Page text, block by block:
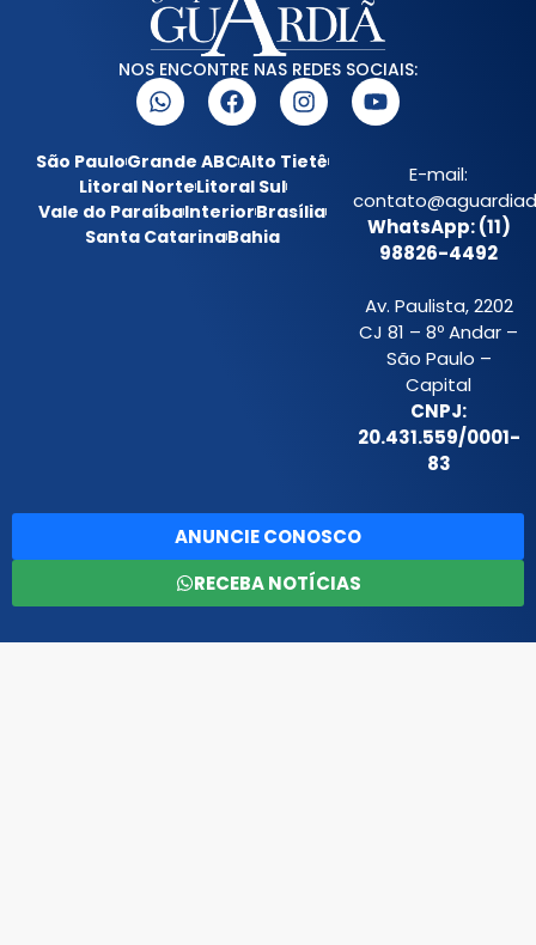
NOS ENCONTRE NAS REDES SOCIAIS:
São PauloGrande ABCAlto Tietê
Litoral NorteLitoral Sul
Vale do ParaíbaInteriorBrasília
Santa CatarinaBahia
E-mail:
WhatsApp: (11)
98826-4492
Av. Paulista, 2202
CJ 81 – 8º Andar –
São Paulo –
Capital
CNPJ:
20.431.559/0001-
83
ANUNCIE CONOSCO
RECEBA NOTÍCIAS